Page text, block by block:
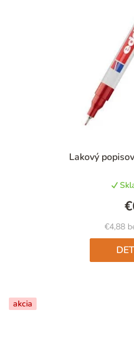
Lakový
€4,88
akcia